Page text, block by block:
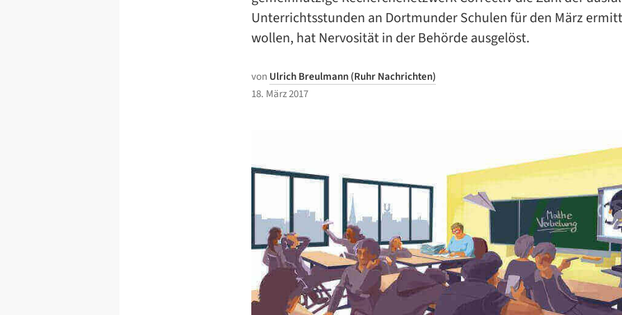
Unterrichtsstunden an Dortmunder Schulen für den März
wollen, hat Nervosität in der Behörde ausgelöst.
von Ulrich Breulmann (Ruhr Nachrichten)
18. März 2017